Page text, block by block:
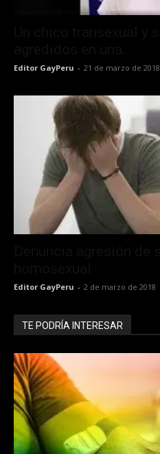
Editor GayPeru - 21 de marzo de 2018
Editor GayPeru - 2 de marzo de 2018
TE PODRÍA INTERESAR